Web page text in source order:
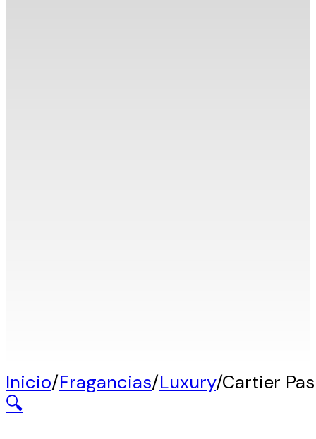
Inicio/Fragancias/Luxury/Cartier
🔍